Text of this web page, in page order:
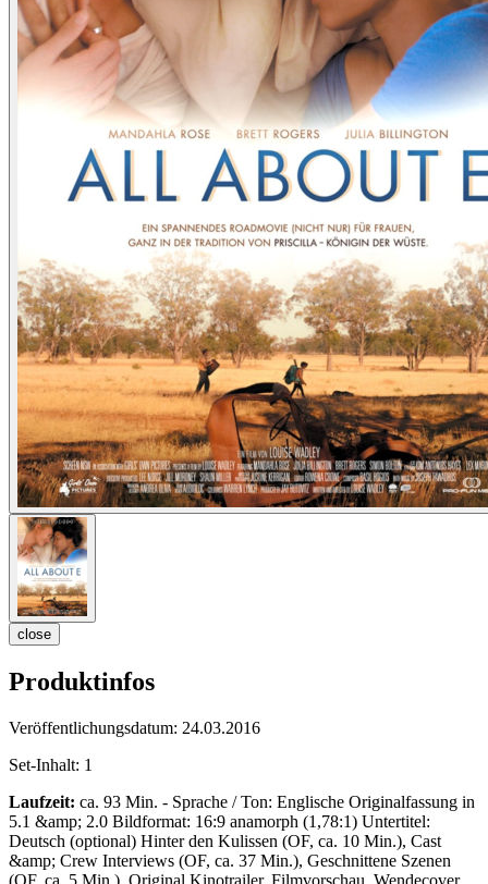
close
Produktinfos
Veröffentlichungsdatum: 24.03.2016
Set-Inhalt: 1
Laufzeit: ca. 93 Min. - Sprache / Ton: Englische Originalfassung in
5.1 &amp; 2.0 Bildformat: 16:9 anamorph (1,78:1) Untertitel:
Deutsch (optional) Hinter den Kulissen (OF, ca. 10 Min.), Cast
&amp; Crew Interviews (OF, ca. 37 Min.), Geschnittene Szenen